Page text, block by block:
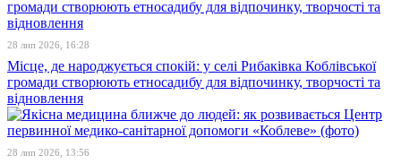
28 лип 2026, 16:28
Місце, де народжується спокій: у селі Рибаківка Коблівської
громади створюють етносадибу для відпочинку, творчості та
відновлення
28 лип 2026, 13:56